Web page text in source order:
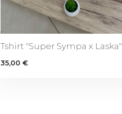
Tshirt "Super Sympa x Laska"
35,00 €